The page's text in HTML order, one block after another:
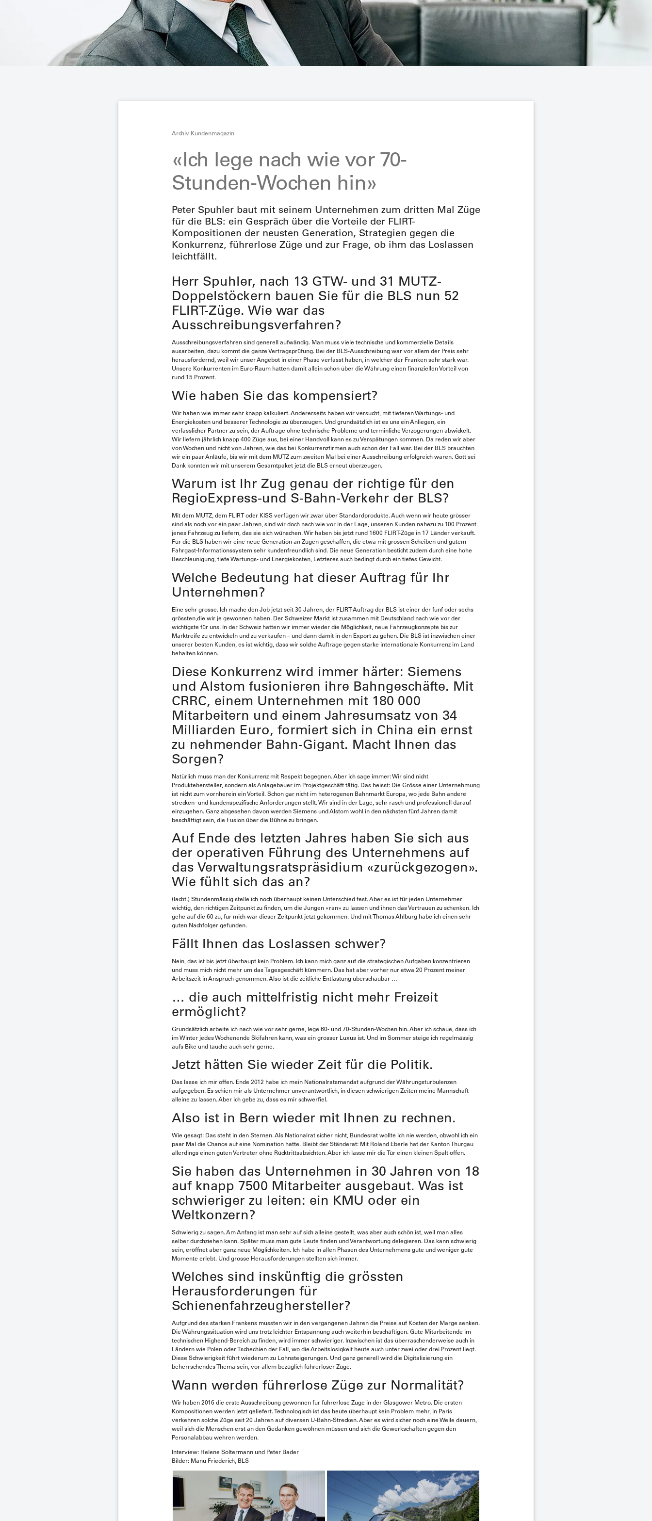
Archiv Kundenmagazin
«Ich lege nach wie vor 70-
Stunden-Wochen hin»
Peter Spuhler baut mit seinem Unternehmen zum dritten Mal Züge
für die BLS: ein Gespräch über die Vorteile der FLIRT-
Kompositionen der neusten Generation, Strategien gegen die
Konkurrenz, führerlose Züge und zur Frage, ob ihm das Loslassen
leichtfällt.
Herr Spuhler, nach 13 GTW- und 31 MUTZ-
Doppelstöckern bauen Sie für die BLS nun 52
FLIRT-Züge. Wie war das
Ausschreibungsverfahren?
Ausschreibungsverfahren sind generell aufwändig. Man muss viele technische und kommerzielle Details
ausarbeiten, dazu kommt die ganze Vertragsprüfung. Bei der BLS-Ausschreibung war vor allem der Preis sehr
herausfordernd, weil wir unser Angebot in einer Phase verfasst haben, in welcher der Franken sehr stark war.
Unsere Konkurrenten im Euro-Raum hatten damit allein schon über die Währung einen finanziellen Vorteil von
rund 15 Prozent.
Wie haben Sie das kompensiert?
Wir haben wie immer sehr knapp kalkuliert. Andererseits haben wir versucht, mit tieferen Wartungs- und
Energiekosten und besserer Technologie zu überzeugen. Und grundsätzlich ist es uns ein Anliegen, ein
verlässlicher Partner zu sein, der Aufträge ohne technische Probleme und terminliche Verzögerungen abwickelt.
Wir liefern jährlich knapp 400 Züge aus, bei einer Handvoll kann es zu Verspätungen kommen. Da reden wir aber
von Wochen und nicht von Jahren, wie das bei Konkurrenzfirmen auch schon der Fall war. Bei der BLS brauchten
wir ein paar Anläufe, bis wir mit dem MUTZ zum zweiten Mal bei einer Ausschreibung erfolgreich waren. Gott sei
Dank konnten wir mit unserem Gesamtpaket jetzt die BLS erneut überzeugen.
Warum ist Ihr Zug genau der richtige für den
RegioExpress-und S-Bahn-Verkehr der BLS?
Mit dem MUTZ, dem FLIRT oder KISS verfügen wir zwar über Standardprodukte. Auch wenn wir heute grösser
sind als noch vor ein paar Jahren, sind wir doch nach wie vor in der Lage, unseren Kunden nahezu zu 100 Prozent
jenes Fahrzeug zu liefern, das sie sich wünschen. Wir haben bis jetzt rund 1600 FLIRT-Züge in 17 Länder verkauft.
Für die BLS haben wir eine neue Generation an Zügen geschaffen, die etwa mit grossen Scheiben und gutem
Fahrgast-Informationssystem sehr kundenfreundlich sind. Die neue Generation besticht zudem durch eine hohe
Beschleunigung, tiefe Wartungs- und Energiekosten, Letzteres auch bedingt durch ein tiefes Gewicht.
Welche Bedeutung hat dieser Auftrag für Ihr
Unternehmen?
Eine sehr grosse. Ich mache den Job jetzt seit 30 Jahren, der FLIRT-Auftrag der BLS ist einer der fünf oder sechs
grössten,die wir je gewonnen haben. Der Schweizer Markt ist zusammen mit Deutschland nach wie vor der
wichtigste für uns. In der Schweiz hatten wir immer wieder die Möglichkeit, neue Fahrzeugkonzepte bis zur
Marktreife zu entwickeln und zu verkaufen – und dann damit in den Export zu gehen. Die BLS ist inzwischen einer
unserer besten Kunden, es ist wichtig, dass wir solche Aufträge gegen starke internationale Konkurrenz im Land
behalten können.
Diese Konkurrenz wird immer härter: Siemens
und Alstom fusionieren ihre Bahngeschäfte. Mit
CRRC, einem Unternehmen mit 180 000
Mitarbeitern und einem Jahresumsatz von 34
Milliarden Euro, formiert sich in China ein ernst
zu nehmender Bahn-Gigant. Macht Ihnen das
Sorgen?
Natürlich muss man der Konkurrenz mit Respekt begegnen. Aber ich sage immer: Wir sind nicht
Produktehersteller, sondern als Anlagebauer im Projektgeschäft tätig. Das heisst: Die Grösse einer Unternehmung
ist nicht zum vornherein ein Vorteil. Schon gar nicht im heterogenen Bahnmarkt Europa, wo jede Bahn andere
strecken- und kundenspezifische Anforderungen stellt. Wir sind in der Lage, sehr rasch und professionell darauf
einzugehen. Ganz abgesehen davon werden Siemens und Alstom wohl in den nächsten fünf Jahren damit
beschäftigt sein, die Fusion über die Bühne zu bringen.
Auf Ende des letzten Jahres haben Sie sich aus
der operativen Führung des Unternehmens auf
das Verwaltungsratspräsidium «zurückgezogen».
Wie fühlt sich das an?
(lacht.) Stundenmässig stelle ich noch überhaupt keinen Unterschied fest. Aber es ist für jeden Unternehmer
wichtig, den richtigen Zeitpunkt zu finden, um die Jungen «ran» zu lassen und ihnen das Vertrauen zu schenken. Ich
gehe auf die 60 zu, für mich war dieser Zeitpunkt jetzt gekommen. Und mit Thomas Ahlburg habe ich einen sehr
guten Nachfolger gefunden.
Fällt Ihnen das Loslassen schwer?
Nein, das ist bis jetzt überhaupt kein Problem. Ich kann mich ganz auf die strategischen Aufgaben konzentrieren
und muss mich nicht mehr um das Tagesgeschäft kümmern. Das hat aber vorher nur etwa 20 Prozent meiner
Arbeitszeit in Anspruch genommen. Also ist die zeitliche Entlastung überschaubar …
… die auch mittelfristig nicht mehr Freizeit
ermöglicht?
Grundsätzlich arbeite ich nach wie vor sehr gerne, lege 60- und 70-Stunden-Wochen hin. Aber ich schaue, dass ich
im Winter jedes Wochenende Skifahren kann, was ein grosser Luxus ist. Und im Sommer steige ich regelmässig
aufs Bike und tauche auch sehr gerne.
Jetzt hätten Sie wieder Zeit für die Politik.
Das lasse ich mir offen. Ende 2012 habe ich mein Nationalratsmandat aufgrund der Währungsturbulenzen
aufgegeben. Es schien mir als Unternehmer unverantwortlich, in diesen schwierigen Zeiten meine Mannschaft
alleine zu lassen. Aber ich gebe zu, dass es mir schwerfiel.
Also ist in Bern wieder mit Ihnen zu rechnen.
Wie gesagt: Das steht in den Sternen. Als Nationalrat sicher nicht, Bundesrat wollte ich nie werden, obwohl ich ein
paar Mal die Chance auf eine Nomination hatte. Bleibt der Ständerat: Mit Roland Eberle hat der Kanton Thurgau
allerdings einen guten Vertreter ohne Rücktrittsabsichten. Aber ich lasse mir die Tür einen kleinen Spalt offen.
Sie haben das Unternehmen in 30 Jahren von 18
auf knapp 7500 Mitarbeiter ausgebaut. Was ist
schwieriger zu leiten: ein KMU oder ein
Weltkonzern?
Schwierig zu sagen. Am Anfang ist man sehr auf sich alleine gestellt, was aber auch schön ist, weil man alles
selber durchziehen kann. Später muss man gute Leute finden und Verantwortung delegieren. Das kann schwierig
sein, eröffnet aber ganz neue Möglichkeiten. Ich habe in allen Phasen des Unternehmens gute und weniger gute
Momente erlebt. Und grosse Herausforderungen stellten sich immer.
Welches sind inskünftig die grössten
Herausforderungen für
Schienenfahrzeughersteller?
Aufgrund des starken Frankens mussten wir in den vergangenen Jahren die Preise auf Kosten der Marge senken.
Die Währungssituation wird uns trotz leichter Entspannung auch weiterhin beschäftigen. Gute Mitarbeitende im
technischen Highend-Bereich zu finden, wird immer schwieriger. Inzwischen ist das überraschenderweise auch in
Ländern wie Polen oder Tschechien der Fall, wo die Arbeitslosigkeit heute auch unter zwei oder drei Prozent liegt.
Diese Schwierigkeit führt wiederum zu Lohnsteigerungen. Und ganz generell wird die Digitalisierung ein
beherrschendes Thema sein, vor allem bezüglich führerloser Züge.
Wann werden führerlose Züge zur Normalität?
Wir haben 2016 die erste Ausschreibung gewonnen für führerlose Züge in der Glasgower Metro. Die ersten
Kompositionen werden jetzt geliefert. Technologisch ist das heute überhaupt kein Problem mehr, in Paris
verkehren solche Züge seit 20 Jahren auf diversen U-Bahn-Strecken. Aber es wird sicher noch eine Weile dauern,
weil sich die Menschen erst an den Gedanken gewöhnen müssen und sich die Gewerkschaften gegen den
Personalabbau wehren werden.
Interview: Helene Soltermann und Peter Bader
Bilder: Manu Friederich, BLS